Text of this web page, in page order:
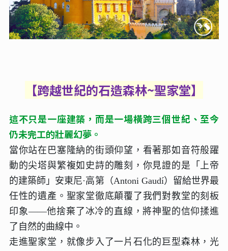
【跨越世紀的石造森林~聖家堂】
這不只是一座建築，而是一場橫跨三個世紀、至今
仍未完工的壯麗幻夢。
當你站在巴塞隆納的街頭仰望，看著那如音符般躍
動的尖塔與繁複如史詩的雕刻，你見證的是「上帝
的建築師」安東尼·高第（Antoni Gaudí）留給世界最
任性的遺產。聖家堂徹底顛覆了我們對教堂的刻板
印象——他捨棄了冰冷的直線，將神聖的信仰揉進
了自然的曲線中。
走進聖家堂，就像步入了一片石化的巨型森林，光